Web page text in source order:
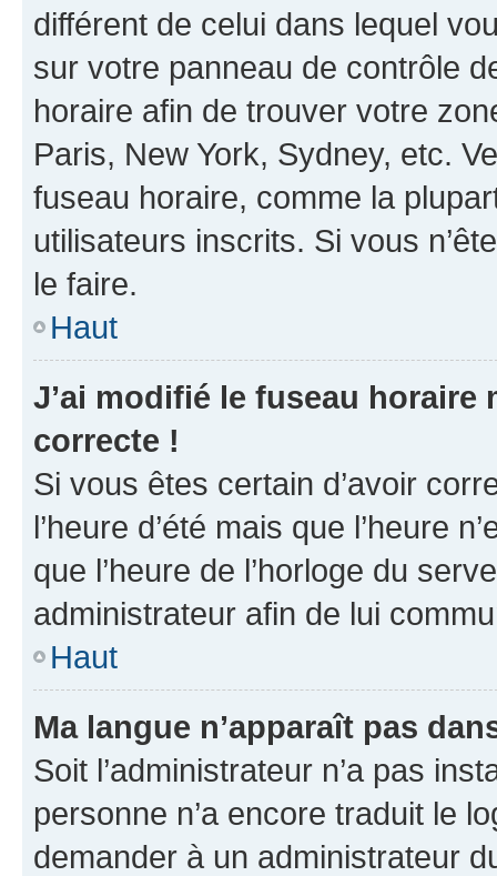
différent de celui dans lequel
sur votre panneau de contrôle
horaire afin de trouver votre
Paris, New York, Sydney, etc.
fuseau horaire, comme la
utilisateurs inscrits. Si vous
le faire.
Haut
J’ai modifié le fuseau horaire
correcte !
Si vous êtes certain d’avoir
l’heure d’été mais que l’heure
que l’heure de l’horloge du
administrateur afin de lui
Haut
Ma langue n’apparaît pas
Soit l’administrateur n’a pas
personne n’a encore traduit le
demander à un administrateur